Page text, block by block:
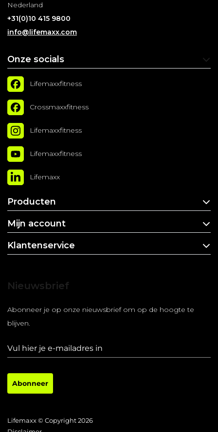
Nederland
+31(0)10 415 9800
info@lifemaxx.com
Onze socials
Lifemaxxfitness
Crossmaxxfitness
Lifemaxxfitness
Lifemaxxfitness
Lifemaxx
Producten
Mijn account
Klantenservice
Nieuwsbrief
Abonneer je op onze nieuwsbrief om op de hoogte te
blijven.
Abonneer
Lifemaxx © Copyright 2026